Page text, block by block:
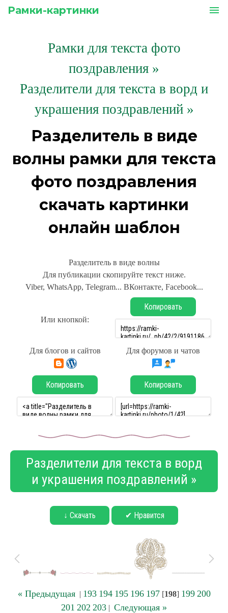
Рамки-картинки menu
Рамки для текста фото
поздравления »
Разделители для текста в ворд и
украшения поздравлений »
Разделитель в виде
волны рамки для текста
фото поздравления
скачать картинки
онлайн шаблон
Разделитель в виде волны
Для публикации скопируйте текст ниже.
Viber, WhatsApp, Telegram... ВКонтакте, Facebook...
Или кнопкой:
Копировать
Для блогов и сайтов Для форумов и чатов
Копировать Копировать
Разделители для текста в ворд
и украшения поздравлений »
↓ Скачать ✔ Нравится
« Предыдущая| 193 194 195 196 197[198] 199 200
201 202 203 | Следующая »